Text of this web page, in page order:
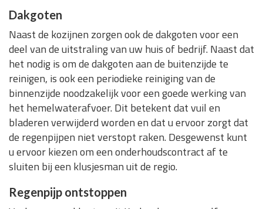
Dakgoten
Naast de kozijnen zorgen ook de dakgoten voor een
deel van de uitstraling van uw huis of bedrijf. Naast dat
het nodig is om de dakgoten aan de buitenzijde te
reinigen, is ook een periodieke reiniging van de
binnenzijde noodzakelijk voor een goede werking van
het hemelwaterafvoer. Dit betekent dat vuil en
bladeren verwijderd worden en dat u ervoor zorgt dat
de regenpijpen niet verstopt raken. Desgewenst kunt
u ervoor kiezen om een onderhoudscontract af te
sluiten bij een klusjesman uit de regio.
Regenpijp ontstoppen